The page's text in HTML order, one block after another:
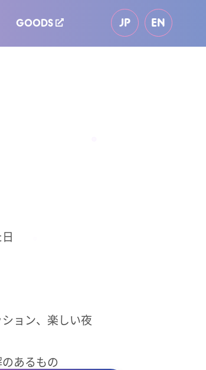
GOODS JP EN
ョン、楽しい夜
あるもの